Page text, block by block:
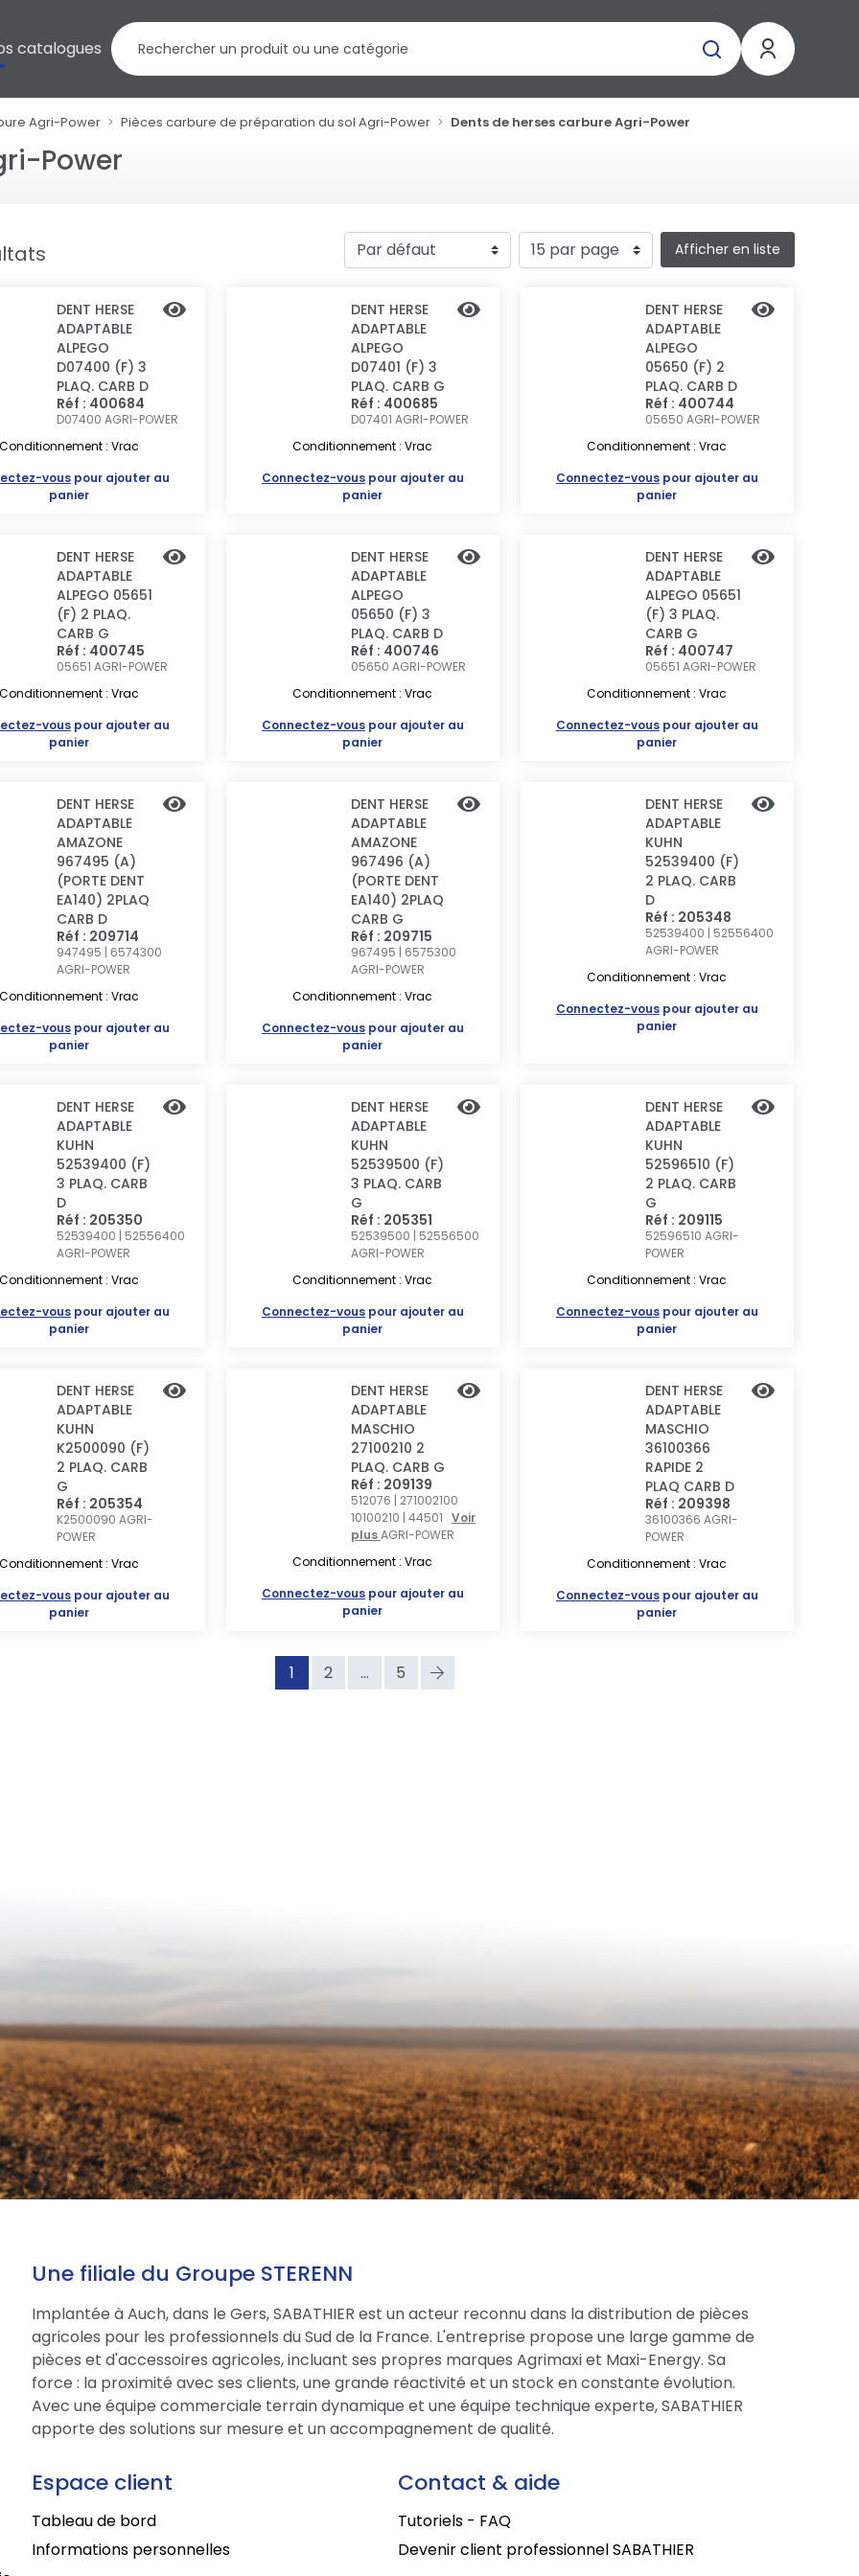
catalogues
Agri-Power Pièces carbure de préparation du sol Agri-Power Dents de herses carbure Agri-Power
Power
Afficher en liste
DENT HERSE
ADAPTABLE
ALPEGO
D07400 (F) 3
PLAQ. CARB D
Réf : 400684
D07400AGRI-POWER
: Vrac
vous pour ajouter au
panier
DENT HERSE
ADAPTABLE
ALPEGO
D07401 (F) 3
PLAQ. CARB G
Réf : 400685
D07401 AGRI-POWER
Conditionnement : Vrac
Connectez-vouspour ajouter au
panier
DENT HERSE
ADAPTABLE
ALPEGO
05650 (F) 2
PLAQ. CARB D
Réf : 400744
05650 AGRI-POWER
Conditionnement : Vrac
Connectez-vouspour ajouter au
panier
DENT HERSE
ADAPTABLE
ALPEGO 05651
(F) 2 PLAQ.
CARB G
Réf : 400745
05651AGRI-POWER
: Vrac
vous pour ajouter au
panier
DENT HERSE
ADAPTABLE
ALPEGO
05650 (F) 3
PLAQ. CARB D
Réf : 400746
05650 AGRI-POWER
Conditionnement : Vrac
Connectez-vouspour ajouter au
panier
DENT HERSE
ADAPTABLE
ALPEGO 05651
(F) 3 PLAQ.
CARB G
Réf : 400747
05651 AGRI-POWER
Conditionnement : Vrac
Connectez-vouspour ajouter au
panier
DENT HERSE
ADAPTABLE
AMAZONE
967495 (A)
(PORTE DENT
EA140) 2PLAQ
CARB D
Réf : 209714
947495 | 6574300
AGRI-POWER
: Vrac
vous pour ajouter au
panier
DENT HERSE
ADAPTABLE
AMAZONE
967496 (A)
(PORTE DENT
EA140) 2PLAQ
CARB G
Réf : 209715
967495 | 6575300
AGRI-POWER
Conditionnement : Vrac
Connectez-vouspour ajouter au
panier
DENT HERSE
ADAPTABLE
KUHN
52539400 (F)
2 PLAQ. CARB
D
Réf : 205348
52539400 | 52556400
AGRI-POWER
Conditionnement : Vrac
Connectez-vouspour ajouter au
panier
DENT HERSE
ADAPTABLE
KUHN
52539400 (F)
3 PLAQ. CARB
D
Réf : 205350
52539400 | 52556400
AGRI-POWER
: Vrac
vous pour ajouter au
panier
DENT HERSE
ADAPTABLE
KUHN
52539500 (F)
3 PLAQ. CARB
G
Réf : 205351
52539500 | 52556500
AGRI-POWER
Conditionnement : Vrac
Connectez-vouspour ajouter au
panier
DENT HERSE
ADAPTABLE
KUHN
52596510 (F)
2 PLAQ. CARB
G
Réf : 209115
52596510 AGRI-
POWER
Conditionnement : Vrac
Connectez-vouspour ajouter au
panier
DENT HERSE
ADAPTABLE
KUHN
K2500090 (F)
2 PLAQ. CARB
G
Réf : 205354
K2500090AGRI-
POWER
: Vrac
vous pour ajouter au
panier
DENT HERSE
ADAPTABLE
MASCHIO
27100210 2
PLAQ. CARB G
Réf : 209139
512076 | 271002100
10100210 | 44501 Voir
plusAGRI-POWER
Conditionnement : Vrac
Connectez-vouspour ajouter au
panier
DENT HERSE
ADAPTABLE
MASCHIO
36100366
RAPIDE 2
PLAQ CARB D
Réf : 209398
36100366 AGRI-
POWER
Conditionnement : Vrac
Connectez-vouspour ajouter au
panier
1 2 ... 5
Une filiale du Groupe STERENN
Implantée à Auch, dans le Gers, SABATHIER est un acteur reconnu dans la distribution de pièces
agricoles pour les professionnels du Sud de la France. L'entreprise propose une large gamme de
pièces et d'accessoires agricoles, incluant ses propres marques Agrimaxi et Maxi-Energy. Sa
force : la proximité avec ses clients, une grande réactivité et un stock en constante évolution.
Avec une équipe commerciale terrain dynamique et une équipe technique experte, SABATHIER
apporte des solutions sur mesure et un accompagnement de qualité.
Espace client
Tableau de bord
Informations personnelles
Contact & aide
Tutoriels - FAQ
Devenir client professionnel SABATHIER